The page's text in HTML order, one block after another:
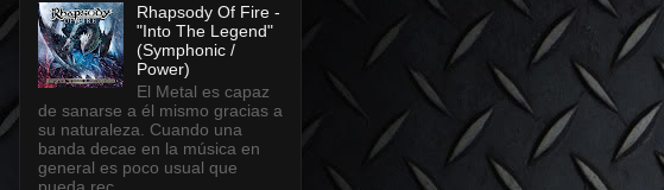
Rhapsody Of Fire -
"Into The Legend"
(Symphonic /
Power)
El Metal es capaz
de sanarse a él mismo gracias a
su naturaleza. Cuando una
banda decae en la música en
general es poco usual que
pueda rec...